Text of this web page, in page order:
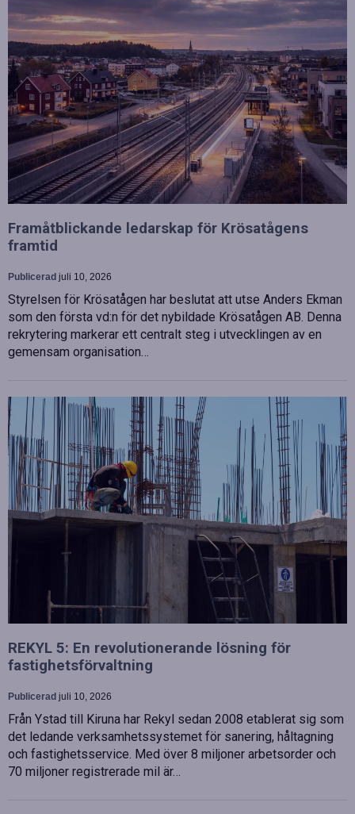
Framåtblickande ledarskap för Krösatågens
framtid
Publicerad juli 10, 2026
Styrelsen för Krösatågen har beslutat att utse Anders Ekman
som den första vd:n för det nybildade Krösatågen AB. Denna
rekrytering markerar ett centralt steg i utvecklingen av en
gemensam organisation…
REKYL 5: En revolutionerande lösning för
fastighetsförvaltning
Publicerad juli 10, 2026
Från Ystad till Kiruna har Rekyl sedan 2008 etablerat sig som
det ledande verksamhetssystemet för sanering, håltagning
och fastighetsservice. Med över 8 miljoner arbetsorder och
70 miljoner registrerade mil är…